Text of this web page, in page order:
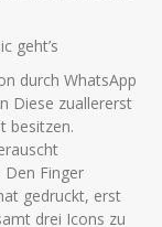
geht’s
durch WhatsApp
Diese zuallererst
besitzen.
Den Finger
gedruckt, erst
drei Icons zu